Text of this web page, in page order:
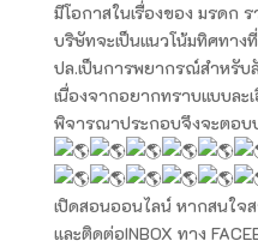
มีโอกาสในเรื่องของ มรดก
บริษัทจะเป็นแนวโน้มทิศทาง
ปล.เป็นการพยากรณ์สำหรับ
เนื่องจากอยากทราบแบบละ
พิจารณาประกอบจึงจะตอบ
เปิดสอนออนไลน์ หากสนใจ
และติดต่อINBOX ทาง